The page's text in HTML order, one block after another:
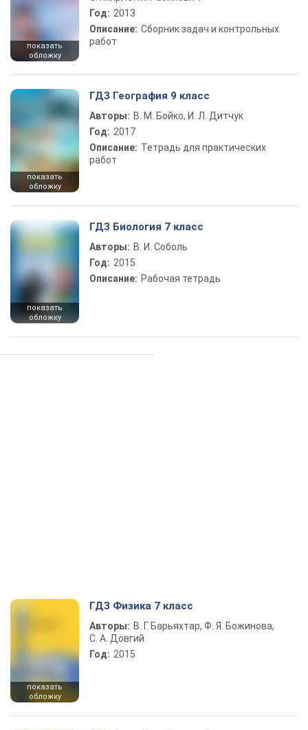
показать
обложку
Год: 2013
Описание: Сборник задач и контрольных
работ
показать
обложку
ГДЗ География 9 класс
Авторы: В. М. Бойко, И. Л. Дитчук
Год: 2017
Описание: Тетрадь для практических
работ
показать
обложку
ГДЗ Биология 7 класс
Авторы: В. И. Соболь
Год: 2015
Описание: Рабочая тетрадь
показать
обложку
ГДЗ Физика 7 класс
Авторы: В. Г. Барьяхтар, Ф. Я. Божинова,
С. А. Довгий
Год: 2015